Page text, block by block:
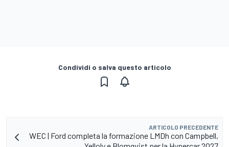
Condividi o salva questo articolo
ARTICOLO PRECEDENTE
WEC | Ford completa la formazione LMDh con Campbell,